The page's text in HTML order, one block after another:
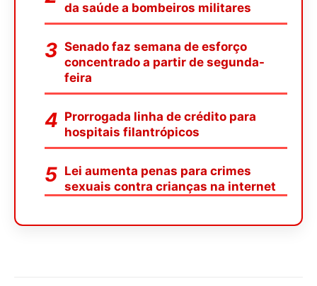
da saúde a bombeiros militares
Senado faz semana de esforço
concentrado a partir de segunda-
feira
Prorrogada linha de crédito para
hospitais filantrópicos
Lei aumenta penas para crimes
sexuais contra crianças na internet